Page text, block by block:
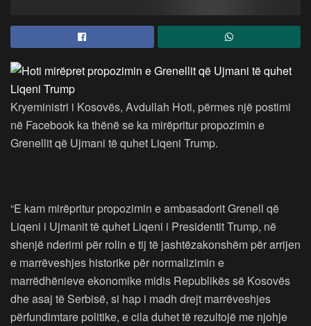
Kryeministri i Kosovës, Avdullah Hoti, përmes një postimi
në Facebook ka thënë se ka mirëpritur propozimin e
Grenellit që Ujmani të quhet Liqeni Trump.
“E kam mirëpritur propozimin e ambasadorit Grenell që
Liqeni i Ujmanit të quhet Liqeni i Presidentit Trump, në
shenjë nderimi për rolin e tij të jashtëzakonshëm për arrijen
e marrëveshjes historike për normalizimin e
marrëdhënieve ekonomike midis Republikës së Kosovës
dhe asaj të Serbisë, si hap i madh drejt marrëveshjes
përfundimtare politike, e cila duhet të rezultojë me njohje